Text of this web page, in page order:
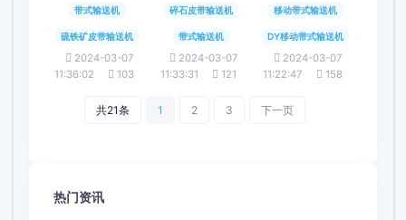
带式输送机
硫铁矿皮带输送机
2024-03-07
11:36:02
103
碎石皮带输送机
带式输送机
2024-03-07
11:33:31
121
移动带式输送机
DY移动带式输送机
2024-03-07
11:22:47
158
共21条 1 2 3 下一页
热门资讯